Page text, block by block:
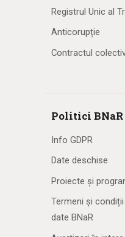
Registrul Unic al
Anticorupție
Contractul
Politici BNaR
Info GDPR
Date deschise
Proiecte și
Termeni și
date BNaR